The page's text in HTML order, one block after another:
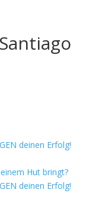
deinen Erfolg!
Hut bringt?
deinen Erfolg!